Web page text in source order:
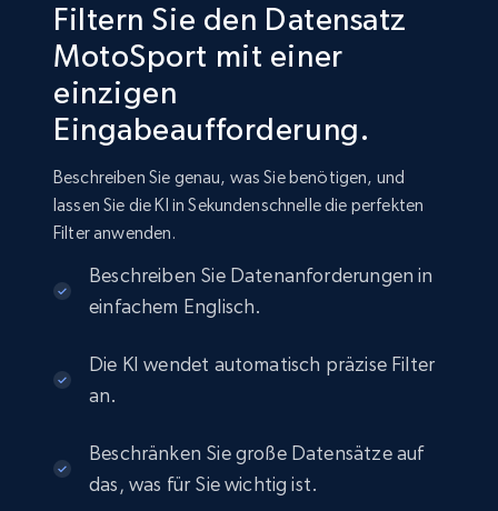
Amazon sellers info
Seller id, URL, Seller name, Description, Detailed
info, Stars, Feedbacks, Return policy, and more.
eCommerce
2.5K+ 378+ Jetzt kaufen
eBay
Seller reviews, Breadcrumbs, Root category, and
more.
Filtern Sie den Datensatz
MotoSport mit einer
einzigen
Eingabeaufforderung.
Beschreiben Sie genau, was Sie benötigen, und
lassen Sie die KI in Sekundenschnelle die perfekten
Filter anwenden.
Beschreiben Sie Datenanforderungen in
einfachem Englisch.
Die KI wendet automatisch präzise Filter
an.
Beschränken Sie große Datensätze auf
das, was für Sie wichtig ist.